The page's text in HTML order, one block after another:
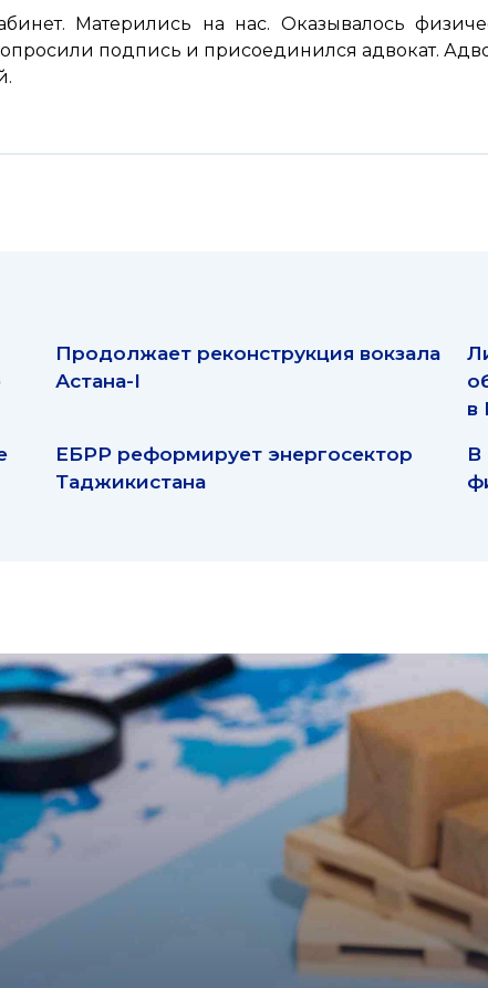
Матерились на нас. Оказывалось
подпись и присоединился адвокат.
Продолжает реконструкция вокзала
Астана-I
в
ЕБРР реформирует энергосектор
Таджикистана
В